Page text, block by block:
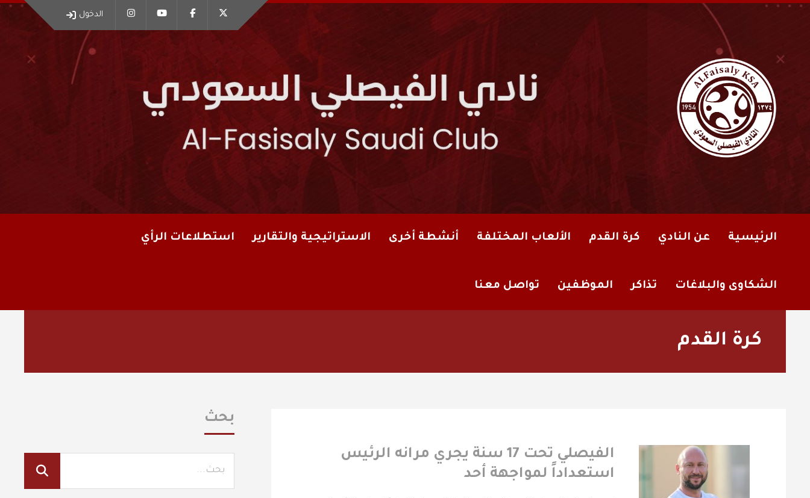
الدخول
الرئيسية عن النادي كرة القدم الألعاب المختلفة أنشطة أخرى الاستراتيجية والتقارير استطلاعات الرأي
الشكاوى والبلاغات تذاكر الموظفين تواصل معنا
كرة القدم
‫الفيصلي‬⁩ تحت 17 سنة يجري مرانه الرئيس
استعداداً لمواجهة أحد
بحث